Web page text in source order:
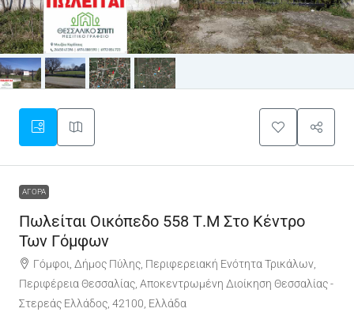
ΑΓΟΡΆ
Πωλείται Οικόπεδο 558 Τ.μ Στο Κέντρο
Των Γόμφων
Γόμφοι, Δήμος Πύλης, Περιφερειακή Ενότητα Τρικάλων,
Περιφέρεια Θεσσαλίας, Αποκεντρωμένη Διοίκηση Θεσσαλίας -
Στερεάς Ελλάδος, 42100, Ελλάδα